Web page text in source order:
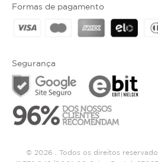
Segurança
Formas de pagamento
© 2026 . Todos os direitos